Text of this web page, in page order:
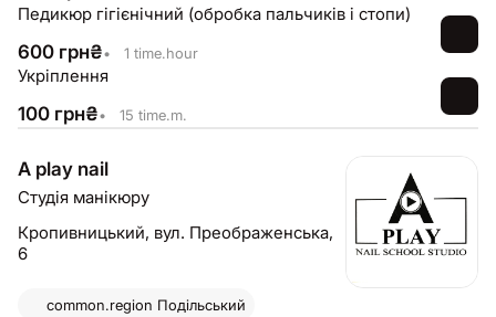
Педикюр гігієнічний (обробка пальчиків і стопи)
600 грн₴• 1 time.hour
Укріплення
100 грн₴• 15 time.m.
A play nail
Студія манікюру
Кропивницький, вул. Преображенська,
6
common.region Подільський